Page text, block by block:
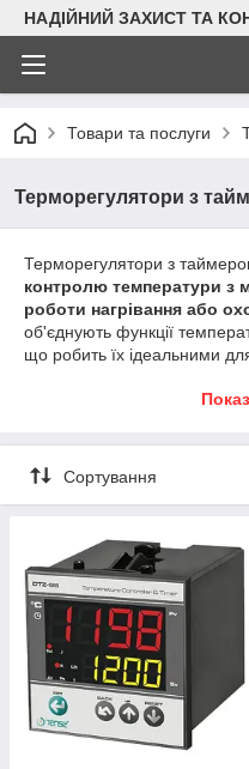
НАДІЙНИЙ ЗАХИСТ ТА
Товари та послуги
Терморегулятори з
Терморегулятори з
контролю температури з
роботи нагрівання або
об'єднують функції
що робить їх ідеальними
температури, а й чіткого
автоматично керувати
Терморегулятори TENSE
цифровими дисплеями,
регулювання, можливістю
вбудованим таймером для
Такі пристрої забезпечують
простоту інтеграції в
нашому каталозі
підходять для рішень від
комплексних виробничих
Сортування